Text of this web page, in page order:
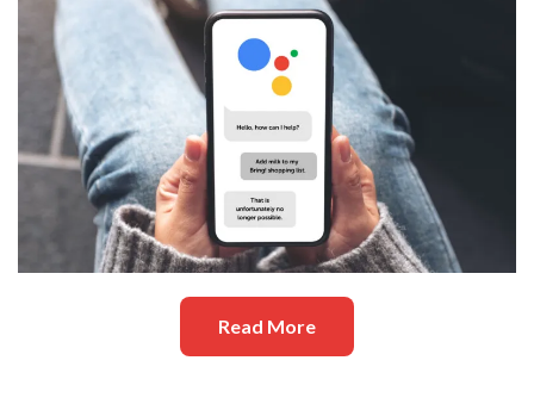
Read More